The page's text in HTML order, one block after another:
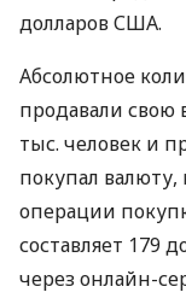
долларовСША.
Абсолютное
продавали свою
тыс. человек и
покупал валюту,
операции
составляет 179
через онлайн-